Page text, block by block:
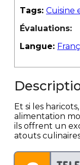
Tags: Cuisine
Évaluations:
Langue:
Et si les
alimentation
ils offrent un
atouts